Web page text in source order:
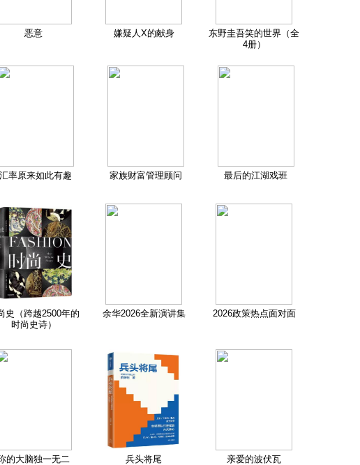
恶意 嫌疑人X的献身
东野圭吾笑的世界（全
4册）
汇率原来如此有趣 家族财富管理顾问 最后的江湖戏班
史（跨越2500年的
时尚史诗）
余华2026全新演讲集 2026政策热点面对面
的大脑独一无二 兵头将尾 亲爱的波伏瓦